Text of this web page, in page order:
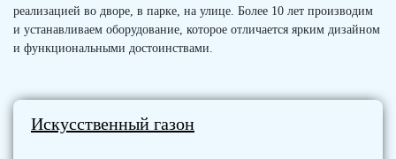
реализацией во дворе, в парке, на улице. Более 10 лет производим
и устанавливаем оборудование, которое отличается ярким дизайном
и функциональными достоинствами.
Искусственный газон